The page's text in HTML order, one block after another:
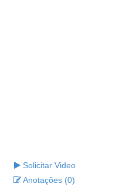
Solicitar Video
Anotações (0)